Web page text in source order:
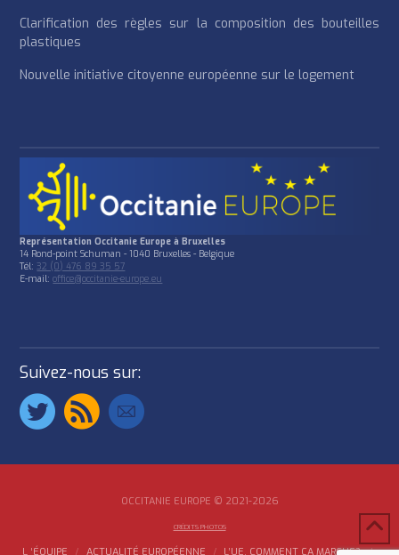
Clarification des règles sur la composition des bouteilles
plastiques
Nouvelle initiative citoyenne européenne sur le logement
Représentation Occitanie Europe à Bruxelles
14 Rond-point Schuman - 1040 Bruxelles - Belgique
Tél: 32 (0) 476 89 35 57
E-mail:office@occitanie-europe.eu
Suivez-nous sur:
OCCITANIE EUROPE © 2021-2026
CRÉDITS PHOTOS
L ‘ÉQUIPE ACTUALITÉ EUROPÉENNE L’UE, COMMENT ÇA MARCHE?